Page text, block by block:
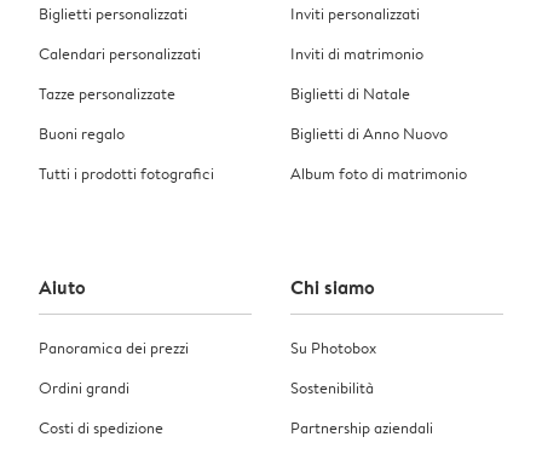
Biglietti personalizzati
Calendari personalizzati
Tazze personalizzate
Buoni regalo
Tutti i prodotti fotografici
Inviti personalizzati
Inviti di matrimonio
Biglietti di Natale
Biglietti di Anno Nuovo
Album foto di matrimonio
Aiuto
Panoramica dei prezzi
Ordini grandi
Costi di spedizione
Chi siamo
Su Photobox
Sostenibilità
Partnership aziendali